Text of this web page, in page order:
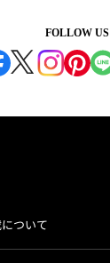
FOLLOW US
ついて